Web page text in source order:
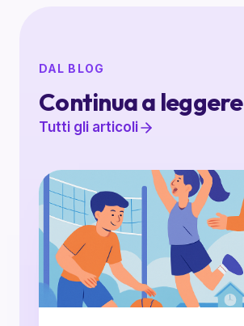
DAL BLOG
Continua a leggere
Tutti gli articoli